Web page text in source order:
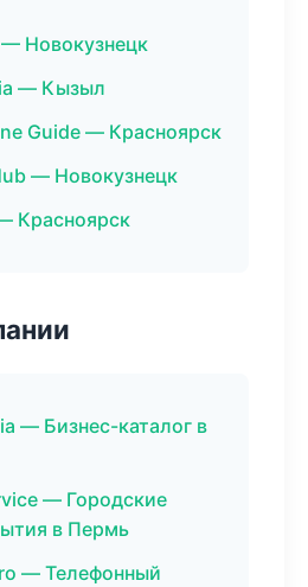
Новокузнецк
— Кызыл
Guide — Красноярск
— Новокузнецк
Красноярск
— Бизнес-каталог в
— Городские
в Пермь
— Телефонный